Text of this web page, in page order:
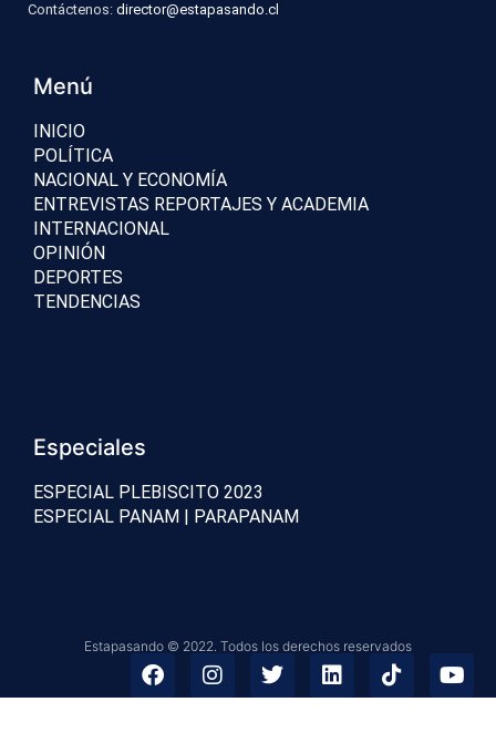
Contáctenos: director@estapasando.cl
Menú
INICIO
POLÍTICA
NACIONAL Y ECONOMÍA
ENTREVISTAS REPORTAJES Y ACADEMIA
INTERNACIONAL
OPINIÓN
DEPORTES
TENDENCIAS
Especiales
ESPECIAL PLEBISCITO 2023
ESPECIAL PANAM | PARAPANAM
Estapasando © 2022. Todos los derechos reservados